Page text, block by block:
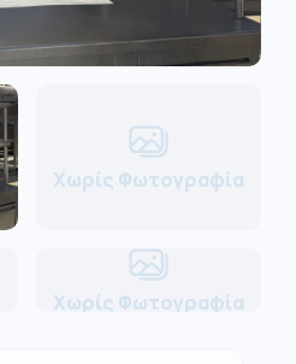
Χωρίς Φωτογραφία
Χωρίς Φωτογραφία